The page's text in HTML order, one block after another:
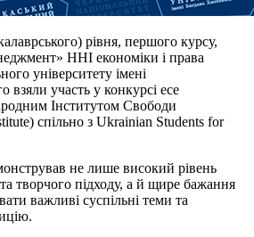
рівня, першого курсу,
ННІ економіки і права
університету імені
взяли участь у конкурсі есе
Інститутом Свободи
спільно з Ukrainian Students for
не лише високий рівень
творчого підходу, а й щире бажання
важливі суспільні теми та